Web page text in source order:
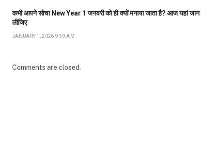
कभी आपने सोचा New Year 1 जनवरी को ही क्यों मनाया जाता है? आज यहां जान
लीजिए
JANUARY 1, 2026 9:59 AM
Comments are closed.